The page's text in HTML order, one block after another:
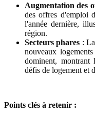
Augmentation des
des offres d'emploi
l'année dernière,
région.
Secteurs phares :
nouveaux
dominent,
défis de logement et
Points clés à retenir :